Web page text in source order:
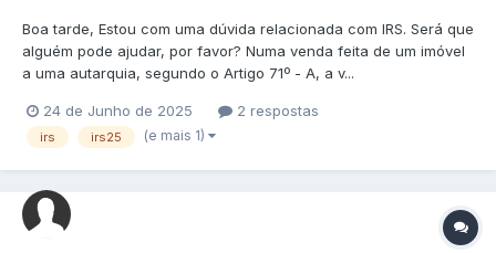
Boa tarde, Estou com uma dúvida relacionada com IRS. Será que
alguém pode ajudar, por favor? Numa venda feita de um imóvel
a uma autarquia, segundo o Artigo 71º - A, a v...
24 de Junho de 2025 2 respostas
irs irs25 (e mais 1)